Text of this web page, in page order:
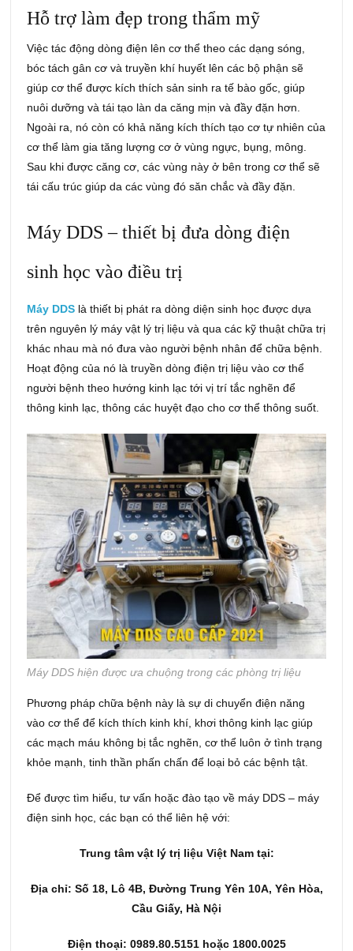
Hỗ trợ làm đẹp trong thẩm mỹ
Việc tác động dòng điện lên cơ thể theo các dạng sóng,
bóc tách gân cơ và truyền khí huyết lên các bộ phận sẽ
giúp cơ thể được kích thích sản sinh ra tế bào gốc, giúp
nuôi dưỡng và tái tạo làn da căng mịn và đầy đặn hơn.
Ngoài ra, nó còn có khả năng kích thích tạo cơ tự nhiên của
cơ thể làm gia tăng lượng cơ ở vùng ngực, bụng, mông.
Sau khi được căng cơ, các vùng này ở bên trong cơ thể sẽ
tái cấu trúc giúp da các vùng đó săn chắc và đầy đặn.
Máy DDS – thiết bị đưa dòng điện
sinh học vào điều trị
Máy DDS là thiết bị phát ra dòng diện sinh học được dựa
trên nguyên lý máy vật lý trị liệu và qua các kỹ thuật chữa trị
khác nhau mà nó đưa vào người bệnh nhân để chữa bệnh.
Hoạt động của nó là truyền dòng điện trị liệu vào cơ thể
người bệnh theo hướng kinh lạc tới vị trí tắc nghẽn để
thông kinh lạc, thông các huyệt đạo cho cơ thể thông suốt.
Máy DDS hiện được ưa chuộng trong các phòng trị liệu
Phương pháp chữa bệnh này là sự di chuyển điện năng
vào cơ thể để kích thích kinh khí, khơi thông kinh lạc giúp
các mạch máu không bị tắc nghẽn, cơ thể luôn ở tình trạng
khỏe mạnh, tinh thần phấn chấn để loại bỏ các bệnh tật.
Để được tìm hiểu, tư vấn hoặc đào tạo về máy DDS – máy
điện sinh học, các bạn có thể liên hệ với:
Trung tâm vật lý trị liệu Việt Nam tại:
Địa chỉ: Số 18, Lô 4B, Đường Trung Yên 10A, Yên Hòa,
Cầu Giấy, Hà Nội
Điện thoại: 0989.80.5151 hoặc 1800.0025